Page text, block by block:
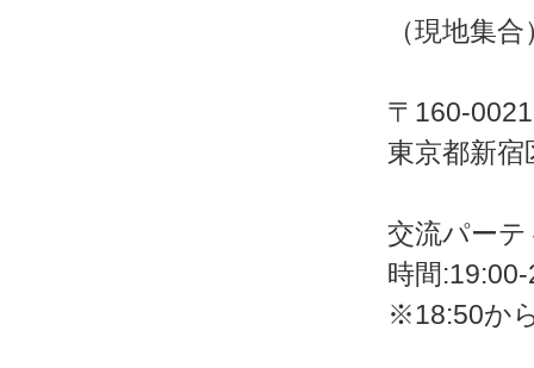
（現地集合
〒160-0021
東京都新
交流パーテ
時間
※18:50か